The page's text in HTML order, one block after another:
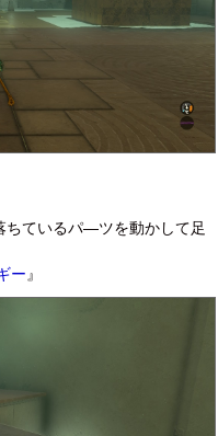
ちているパ―ツを動かして足
ー 』